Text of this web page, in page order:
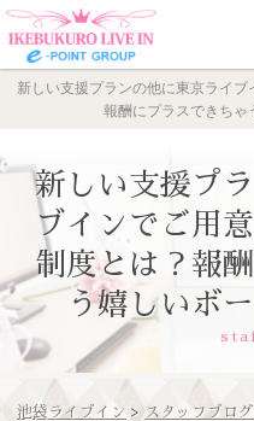
新しい支援プランの他に東京ライ
報酬にプラスできちゃ
新しい支援プ
ブインでご用
制度とは？報
う嬉しいボ
池袋ライブイン > スタッフブログ